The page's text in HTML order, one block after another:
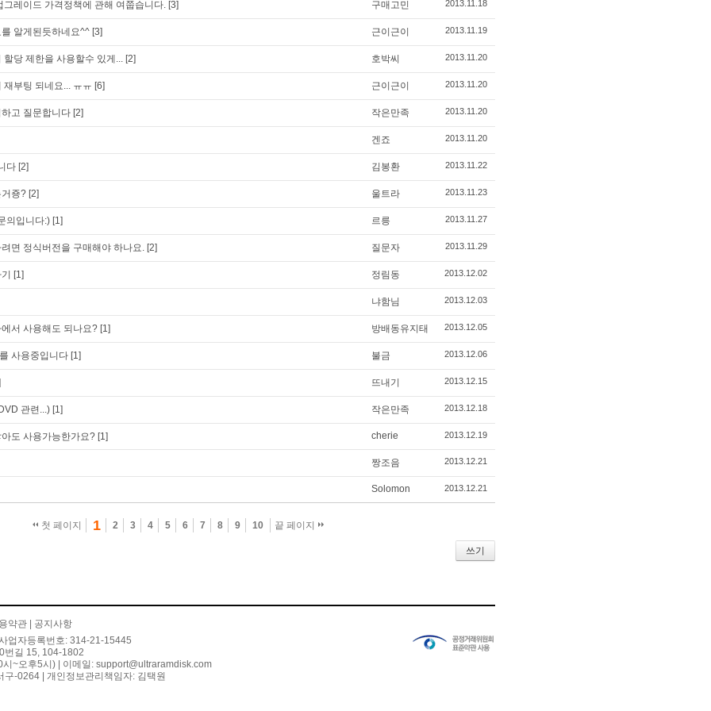
그레이드 가격정책에 관해 여쭙습니다. [3] 구매고민 2013.11.18
알게된듯하네요^^ [3] 근이근이 2013.11.19
당 제한을 사용할수 있게... [2] 호박씨 2013.11.20
부팅 되네요... ㅠㅠ [6] 근이근이 2013.11.20
고 질문합니다 [2] 작은만족 2013.11.20
겐죠 2013.11.20
다 [2] 김봉환 2013.11.22
죵? [2] 울트라 2013.11.23
의입니다:) [1] 르릉 2013.11.27
면 정식버전을 구매해야 하나요. [2] 질문자 2013.11.29
[1] 정림동 2013.12.02
냐함님 2013.12.03
서 사용해도 되나요? [1] 방배동유지태 2013.12.05
사용중입니다 [1] 불금 2013.12.06
뜨내기 2013.12.15
관련...) [1] 작은만족 2013.12.18
도 사용가능한가요? [1] cherie 2013.12.19
짱조음 2013.12.21
Solomon 2013.12.21
첫 페이지 1 2 3 4 5 6 7 8 9 10 끝 페이지
쓰기
약관
공지사항
업자등록번호: 314-21-15445
번길 15, 104-1802
~오후5시) | 이메일: support@ultraramdisk.com
-0264 | 개인정보관리책임자: 김택원